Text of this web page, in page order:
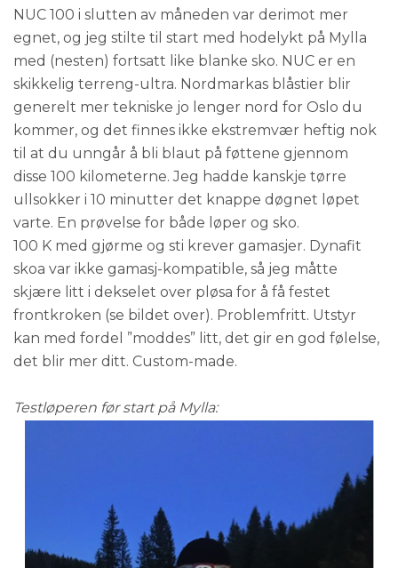
NUC 100 i slutten av måneden var derimot mer
egnet, og jeg stilte til start med hodelykt på Mylla
med (nesten) fortsatt like blanke sko. NUC er en
skikkelig terreng-ultra. Nordmarkas blåstier blir
generelt mer tekniske jo lenger nord for Oslo du
kommer, og det finnes ikke ekstremvær heftig nok
til at du unngår å bli blaut på føttene gjennom
disse 100 kilometerne. Jeg hadde kanskje tørre
ullsokker i 10 minutter det knappe døgnet løpet
varte. En prøvelse for både løper og sko.
100 K med gjørme og sti krever gamasjer. Dynafit
skoa var ikke gamasj-kompatible, så jeg måtte
skjære litt i dekselet over pløsa for å få festet
frontkroken (se bildet over). Problemfritt. Utstyr
kan med fordel ”moddes” litt, det gir en god følelse,
det blir mer ditt. Custom-made.
Testløperen før start på Mylla: